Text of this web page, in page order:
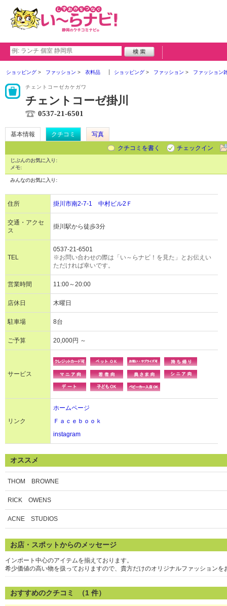
ショッピング ファッション 衣料品 ショッピング ファッション ファッション
チェントコーゼカケガワ
チェントコーゼ掛川
0537-21-6501
基本情報 クチコミ
写真
クチコミを書く
チェックイン
じぶんのお気に入り:
メモ:
みんなのお気に入り:
住所 掛川市南2-7-1 中村ビル2Ｆ
交通・アクセ
ス
掛川駅から徒歩3分
TEL
0537-21-6501
※お問い合わせの際は「い～らナビ！を見た」とお伝えい
ただければ幸いです。
営業時間 11:00～20:00
店休日 木曜日
駐車場 8台
ご予算 20,000円 ～
サービス
リンク
ホームページ
Ｆａｃｅｂｏｏｋ
instagram
オススメ
THOM BROWNE
RICK OWENS
ACNE STUDIOS
お店・スポットからのメッセージ
インポート中心のアイテムを揃えております。
希少価値の高い物を扱っておりますので、貴方だけのオリジナルファッションを
おすすめのクチコミ （1 件）